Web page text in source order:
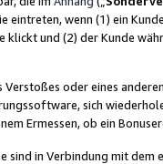
eintreten, wenn (1) ein
und (2) der Kunde
oder eines
sich
Ermessen, ob ein
in Verbindung mit dem